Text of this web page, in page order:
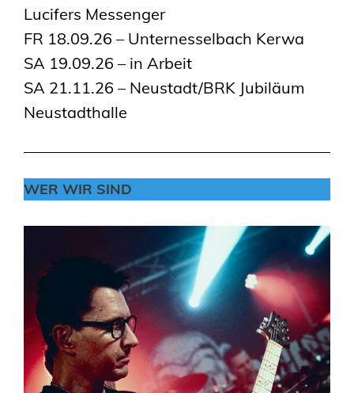
Lucifers Messenger
FR 18.09.26 – Unternesselbach Kerwa
SA 19.09.26 – in Arbeit
SA 21.11.26 – Neustadt/BRK Jubiläum
Neustadthalle
WER WIR SIND